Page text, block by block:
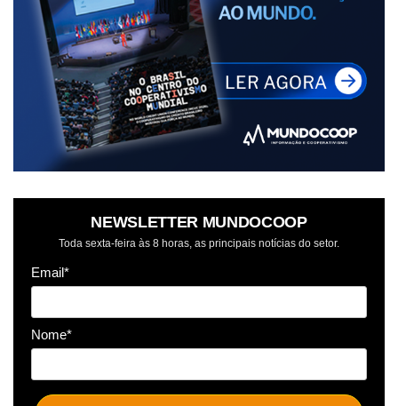
NEWSLETTER MUNDOCOOP
Toda sexta-feira às 8 horas, as principais notícias do setor.
Email*
Nome*